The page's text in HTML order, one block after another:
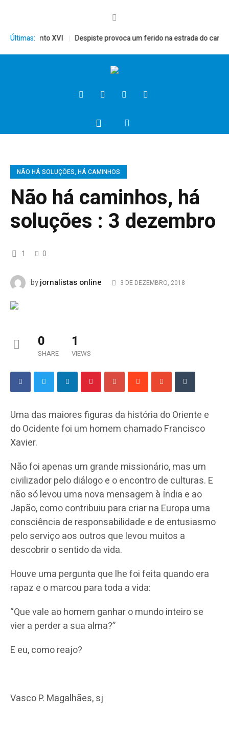
Últimas:Bento XVI Despiste provoca um ferido na estrada do campo
NÃO HÁ SOLUÇÕES, HÁ CAMINHOS
Não há caminhos, há
soluções : 3 dezembro
1 0
byjornalistas online 3 DE DEZEMBRO, 2018
0
SHARE
1
VIEWS
Uma das maiores figuras da história do Oriente e
do Ocidente foi um homem chamado Francisco
Xavier.
Não foi apenas um grande missionário, mas um
civilizador pelo diálogo e o encontro de culturas. E
não só levou uma nova mensagem à Índia e ao
Japão, como contribuiu para criar na Europa uma
consciência de responsabilidade e de entusiasmo
pelo serviço aos outros que levou muitos a
descobrir o sentido da vida.
Houve uma pergunta que lhe foi feita quando era
rapaz e o marcou para toda a vida:
“Que vale ao homem ganhar o mundo inteiro se
vier a perder a sua alma?”
E eu, como reajo?
Vasco P. Magalhães, sj